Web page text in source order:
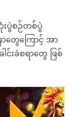
းပွဲစဉ်တစ်ပွဲ
တွေကြောင့် အာ
းခဲစရာတွေ ဖြစ်